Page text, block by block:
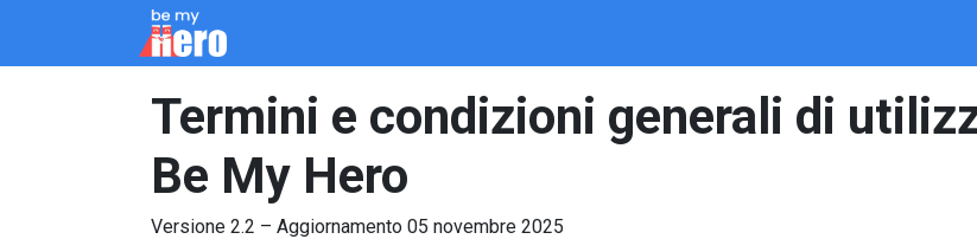
Passa al contenuto
Termini e condizioni generali di
Be My Hero
Versione 2.2 – Aggiornamento 05 novembre 2025